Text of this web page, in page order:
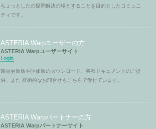
ちょっとしたの疑問解決の場とすることを目的としたコミュニ
ティです。
ASTERIA Warpユーザーの方
ASTERIA Warpユーザーサイト
Login
製品更新版や評価版のダウンロード、各種ドキュメントのご提
供、また 技術的なお問合せもこちらで受付ています。
ASTERIA Warpパートナーの方
ASTERIA Warpパートナーサイト